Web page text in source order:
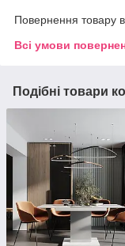
Повернення товару
Всі умови
Подібні товари